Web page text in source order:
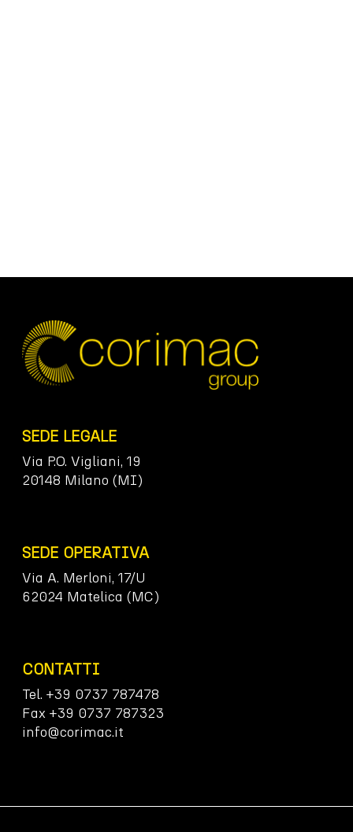
SEDE LEGALE
Via P.O. Vigliani, 19
20148 Milano (MI)
SEDE OPERATIVA
Via A. Merloni, 17/U
62024 Matelica (MC)
CONTATTI
Tel. +39 0737 787478
Fax +39 0737 787323
info@corimac.it